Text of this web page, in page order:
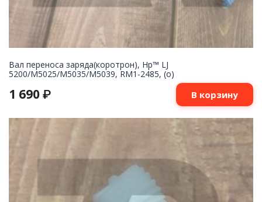
Вал переноса заряда(коротрон), Hp™ LJ
5200/M5025/M5035/M5039, RM1-2485, (о)
1 690 ₽ В корзину